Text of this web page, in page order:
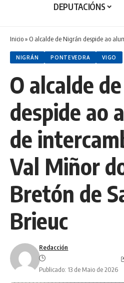
DEPUTACIÓNS
Inicio» O alcalde de Nigrán despide ao alumnado de
NIGRÁN PONTEVEDRA VIGO
O alcalde
despide ao
de
Val Miñor
Bretón de
Brieuc
Redacción
Publicado: 13 de Maio de 2026